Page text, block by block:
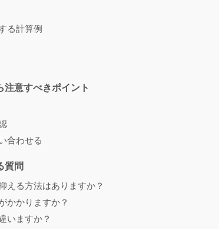
る計算例
意すべきポイント
合わせる
質問
える方法はありますか？
かかりますか？
いますか？